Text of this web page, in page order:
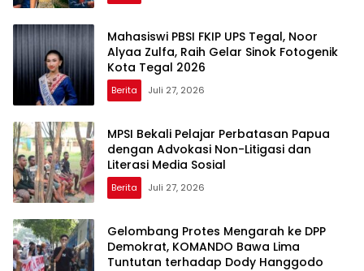
Mahasiswi PBSI FKIP UPS Tegal, Noor
Alyaa Zulfa, Raih Gelar Sinok Fotogenik
Kota Tegal 2026
Berita Juli 27, 2026
MPSI Bekali Pelajar Perbatasan Papua
dengan Advokasi Non-Litigasi dan
Literasi Media Sosial
Berita Juli 27, 2026
Gelombang Protes Mengarah ke DPP
Demokrat, KOMANDO Bawa Lima
Tuntutan terhadap Dody Hanggodo